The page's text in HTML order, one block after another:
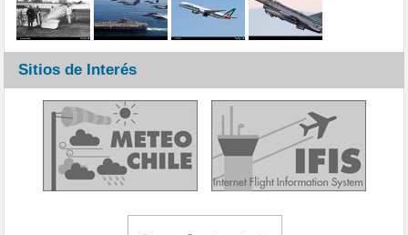
Sitios de Interés